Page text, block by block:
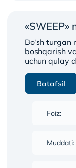
«SWEEP»
Bo‘sh
boshqarish
uchun qulay
Batafsil
Foiz:
Muddati: